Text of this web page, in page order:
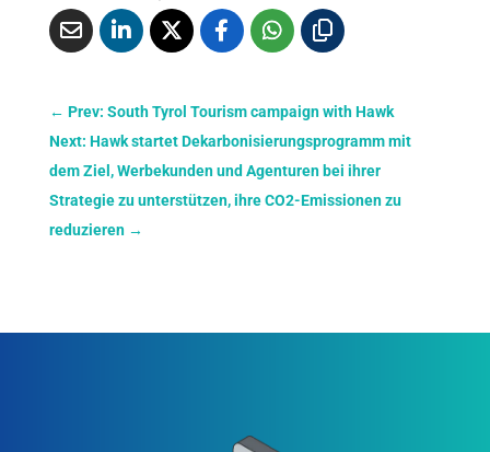
← Prev: South Tyrol Tourism campaign with Hawk
Next: Hawk startet Dekarbonisierungsprogramm mit
dem Ziel, Werbekunden und Agenturen bei ihrer
Strategie zu unterstützen, ihre CO2-Emissionen zu
reduzieren→